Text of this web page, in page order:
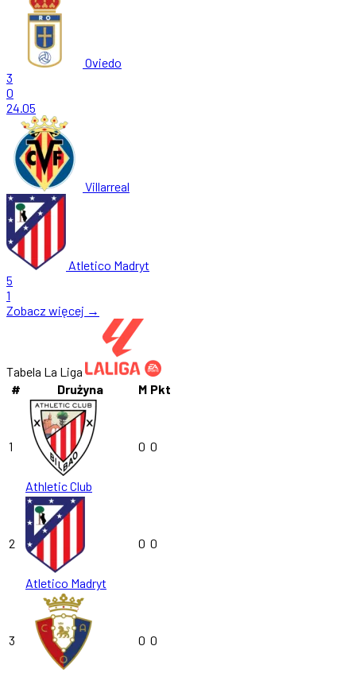
Oviedo
3
0
24.05
Villarreal
Atletico Madryt
5
1
Zobacz więcej →
Tabela La Liga
#
Drużyna M Pkt
1
Athletic Club
0 0
2
Atletico Madryt
0 0
3 0 0